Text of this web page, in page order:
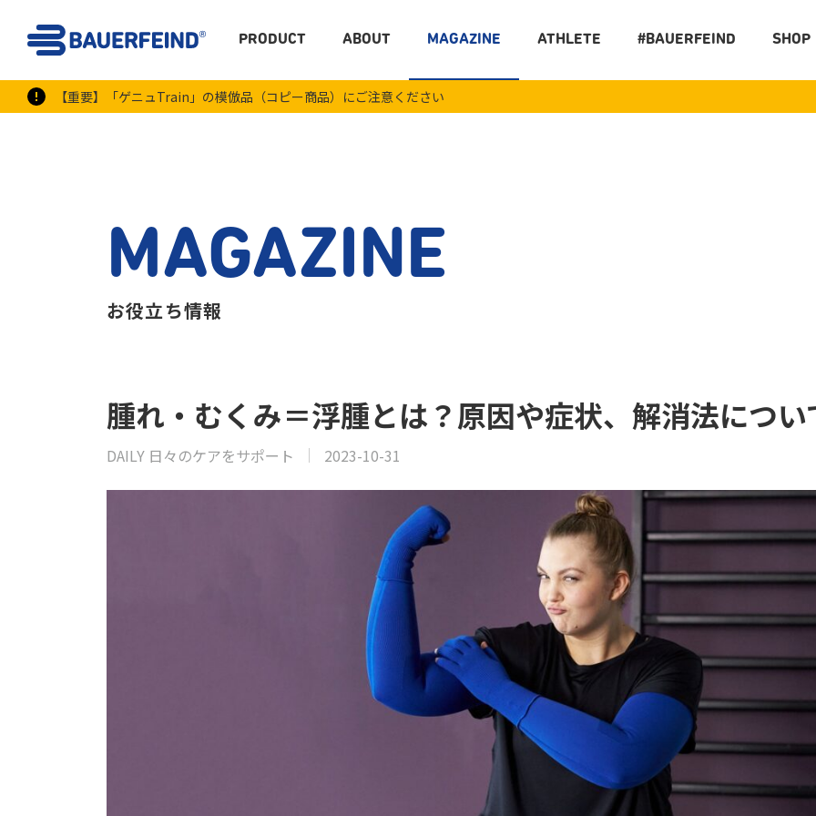
【重要】「ゲニュTrain」の模倣品（コピー商品）にご注意ください
PRODUCT ABOUT MAGAZINE ATHLETE #BAUERFEIND SHOP
MAGAZINE
お役立ち情報
腫れ・むくみ＝浮腫とは？原因や症状、解消法につい
DAILY 日々のケアをサポート 2023-10-31